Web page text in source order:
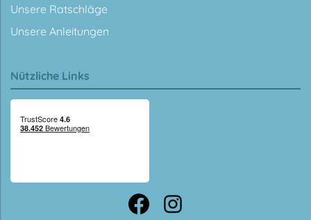
Unsere Ratschläge
Unsere Anleitungen
Nützliche Links